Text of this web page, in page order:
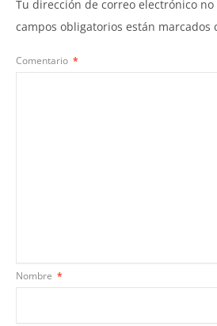
Tu dirección de correo electrónico
campos obligatorios están marcados
Comentario *
Nombre *